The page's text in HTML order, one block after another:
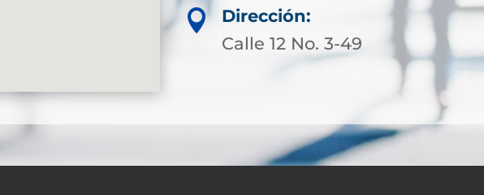

Dirección:
Calle 12 No. 3-49